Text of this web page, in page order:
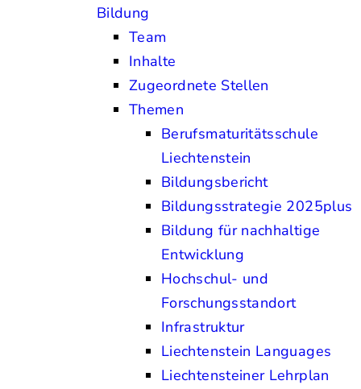
Bildung
Team
Inhalte
Zugeordnete Stellen
Themen
Berufsmaturitätsschule
Liechtenstein
Bildungsbericht
Bildungsstrategie 2025plus
Bildung für nachhaltige
Entwicklung
Hochschul- und
Forschungsstandort
Infrastruktur
Liechtenstein Languages
Liechtensteiner Lehrplan